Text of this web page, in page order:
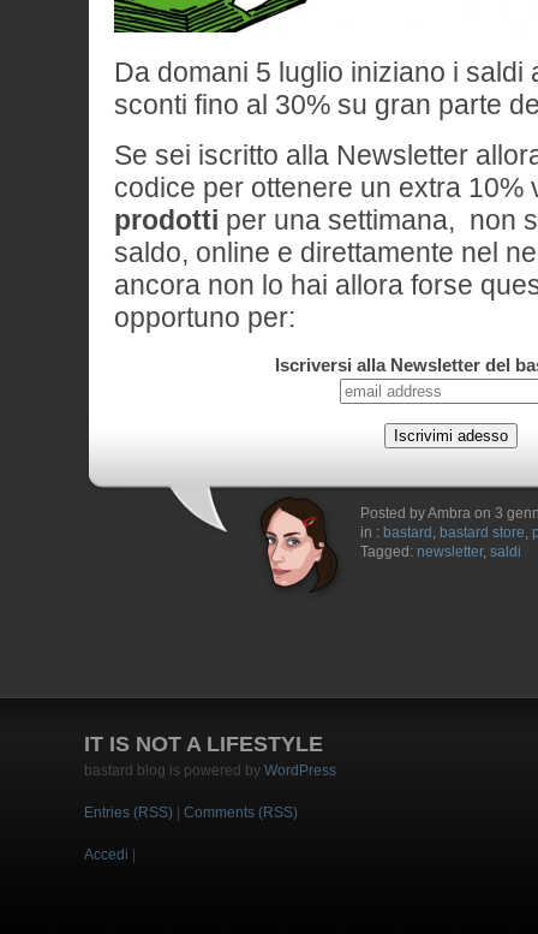
Da domani 5 luglio iniziano i saldi
sconti fino al 30% su gran parte
Se sei iscritto alla Newsletter
codice per ottenere un extra 10%
prodotti per una settimana, non
saldo, online e direttamente nel
ancora non lo hai allora forse
opportuno per:
Iscriversi alla Newsletter del
Posted by Ambra on 3
in : bastard , bastard store,
Tagged: newsletter, saldi
IT IS NOT A LIFESTYLE
bastard blog is powered by WordPress
Entries (RSS) Comments (RSS)
Accedi